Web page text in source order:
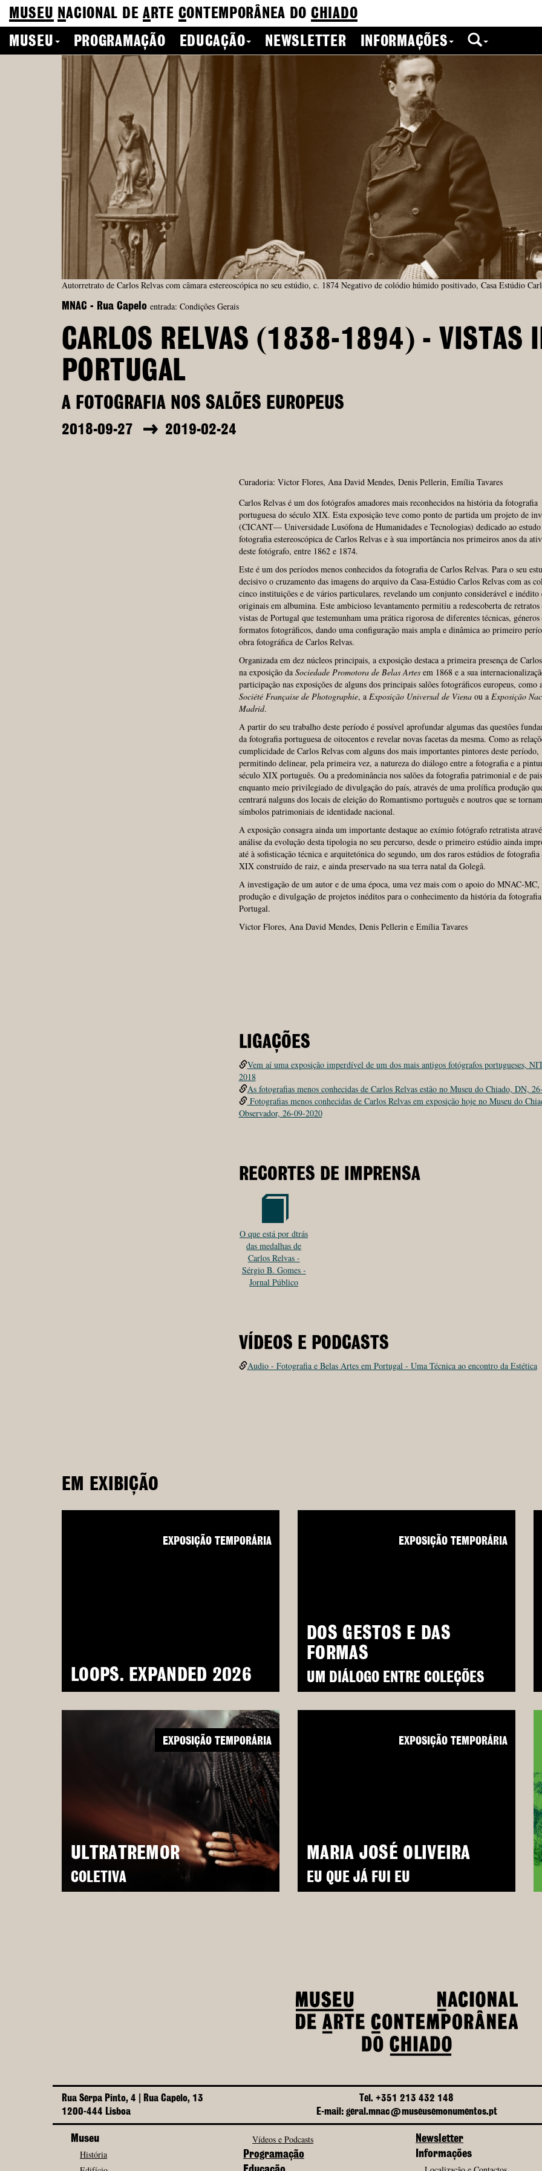
MUSEU NACIONAL DEA RTE CONTEMPORÂNEA DO CHIADO
MUSEU
PROGRAMAÇÃO EDUCAÇÃO NEWSLETTER INFORMAÇÕES
Autorretrato de Carlos Relvas com câmara estereoscópica no seu estúdio, c. 1874 Negativo de colódio húmido positivado, Casa Estúdio
MNAC - Rua Capelo entrada: Condições Gerais
CARLOS RELVAS (1838-1894) - VISTAS
PORTUGAL
A FOTOGRAFIA NOS SALÕES EUROPEUS
2018-09-27 2019-02-24
Curadoria: Victor Flores, Ana David Mendes, Denis Pellerin, Emília Tavares
Carlos Relvas é um dos fotógrafos amadores mais reconhecidos na história da fotografia
portuguesa do século XIX. Esta exposição teve como ponto de partida um projeto de
(CICANT— Universidade Lusófona de Humanidades e Tecnologias) dedicado ao estudo
fotografia estereoscópica de Carlos Relvas e à sua importância nos primeiros anos da
deste fotógrafo, entre 1862 e 1874.
Este é um dos períodos menos conhecidos da fotografia de Carlos Relvas. Para o seu
decisivo o cruzamento das imagens do arquivo da Casa-Estúdio Carlos Relvas com as
cinco instituições e de vários particulares, revelando um conjunto considerável e inédito
originais em albumina. Este ambicioso levantamento permitiu a redescoberta de retratos
vistas de Portugal que testemunham uma prática rigorosa de diferentes técnicas, géneros
formatos fotográficos, dando uma configuração mais ampla e dinâmica ao primeiro
obra fotográfica de Carlos Relvas.
Organizada em dez núcleos principais, a exposição destaca a primeira presença de
na exposição da Sociedade Promotora de Belas Artesem 1868 e a sua
participação nas exposições de alguns dos principais salões fotográficos europeus, como
Société Française de Photographie, a Exposição Universal de Vienaou a Exposição
Madrid.
A partir do seu trabalho deste período é possível aprofundar algumas das questões
da fotografia portuguesa de oitocentos e revelar novas facetas da mesma. Como as
cumplicidade de Carlos Relvas com alguns dos mais importantes pintores deste período,
permitindo delinear, pela primeira vez, a natureza do diálogo entre a fotografia e a
século XIX português. Ou a predominância nos salões da fotografia patrimonial e de
enquanto meio privilegiado de divulgação do país, através de uma prolífica produção
centrará nalguns dos locais de eleição do Romantismo português e noutros que se tornam
símbolos patrimoniais de identidade nacional.
A exposição consagra ainda um importante destaque ao exímio fotógrafo retratista
análise da evolução desta tipologia no seu percurso, desde o primeiro estúdio ainda
até à sofisticação técnica e arquitetónica do segundo, um dos raros estúdios de fotografia
XIX construído de raiz, e ainda preservado na sua terra natal da Golegã.
A investigação de um autor e de uma época, uma vez mais com o apoio do MNAC-MC,
produção e divulgação de projetos inéditos para o conhecimento da história da
Portugal.
Victor Flores, Ana David Mendes, Denis Pellerin e Emília Tavares
LIGAÇÕES
Vem aí uma exposição imperdível de um dos mais antigos fotógrafos portugueses,
2018
As fotografias menos conhecidas de Carlos Relvas estão no Museu do Chiado, DN,
Fotografias menos conhecidas de Carlos Relvas em exposição hoje no Museu do
Observador, 26-09-2020
RECORTES DE IMPRENSA
O que está por dtrás
das medalhas de
Carlos Relvas -
Sérgio B. Gomes -
Jornal Público
VÍDEOS E PODCASTS
Audio - Fotografia e Belas Artes em Portugal - Uma Técnica ao encontro da Estética
EM EXIBIÇÃO
LOOPS. EXPANDED 2026
EXPOSIÇÃO TEMPORÁRIA
DOS GESTOS E DAS
FORMAS
UM DIÁLOGO ENTRE COLEÇÕES
EXPOSIÇÃO TEMPORÁRIA
ULTRATREMOR
COLETIVA
EXPOSIÇÃO TEMPORÁRIA
MARIA JOSÉ OLIVEIRA
EU QUE JÁ FUI EU
EXPOSIÇÃO TEMPORÁRIA
Rua Serpa Pinto, 4 | Rua Capelo, 13
1200-444 Lisboa
Tel. +351 213 432 148
E-mail: geral.mnac@museusemonumentos.pt
Museu
História
Vídeos e Podcasts
Programação
Newsletter
Informações